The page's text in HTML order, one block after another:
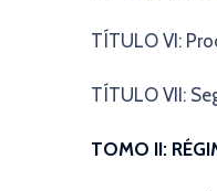
TÍTULO VI:
TÍTULO VII:
TOMO II: